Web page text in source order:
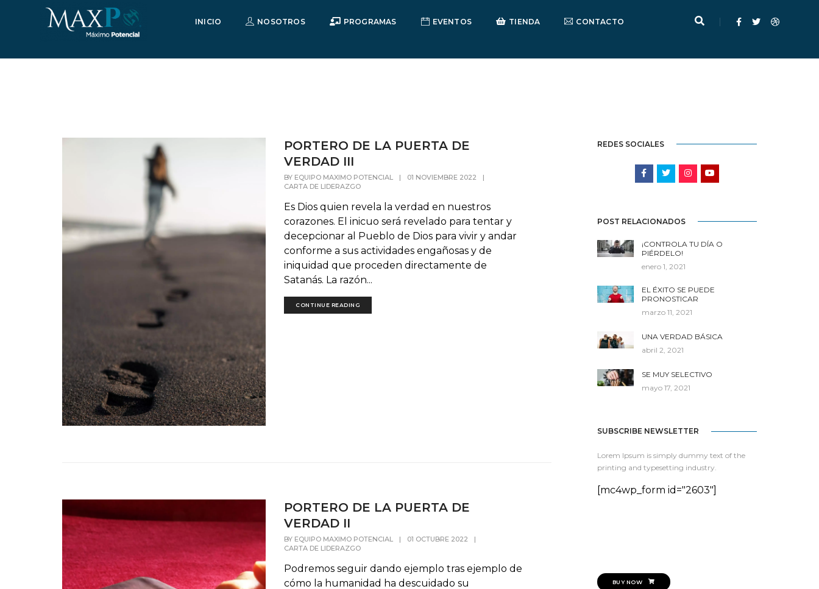
INICIO NOSOTROS PROGRAMAS EVENTOS TIENDA CONTACTO
Equipo Maximo Potencial
PORTERO DE LA PUERTA DE
VERDAD III
BY EQUIPO MAXIMO POTENCIAL | 01 NOVIEMBRE 2022
|
CARTA DE LIDERAZGO
Es Dios quien revela la verdad en nuestros
corazones. El inicuo será revelado para tentar y
decepcionar al Pueblo de Dios para vivir y andar
conforme a sus actividades engañosas y de
iniquidad que proceden directamente de
Satanás. La razón...
CONTINUE READING
PORTERO DE LA PUERTA DE
VERDAD II
BY EQUIPO MAXIMO POTENCIAL | 01 OCTUBRE 2022
|
CARTA DE LIDERAZGO
Podremos seguir dando ejemplo tras ejemplo de
cómo la humanidad ha descuidado su
REDES SOCIALES
POST RELACIONADOS
¡CONTROLA TU DÍA O
PIÉRDELO!
enero 1, 2021
EL ÉXITO SE PUEDE
PRONOSTICAR
marzo 11, 2021
UNA VERDAD BÁSICA
abril 2, 2021
SE MUY SELECTIVO
mayo 17, 2021
SUBSCRIBE NEWSLETTER
Lorem Ipsum is simply dummy text of the
printing and typesetting industry.
[mc4wp_form id="2603"]
BUY NOW